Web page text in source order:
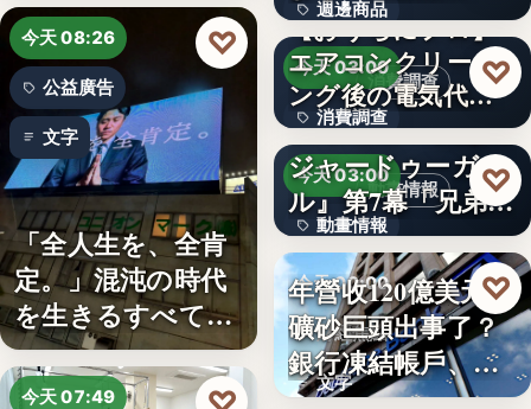
19,800円
今天 08:26
公益廣告
文字
「全人生を、全肯
定。」混沌の時代
を生きるすべての
人へ贈る…
♡
今天 07:49
週邊商品
880円
消費調查
今天 03:00
消費調查
40%
【おうちにプロ】
エアコンクリーニ
ング後の電気代削
減の実感…
♡
動畫情報
今天 03:00
動畫情報
文字
TVアニメ『天幕の
ジャードゥーガ
ル』第7幕「兄弟」
あらす…
♡
今天 00:00
財經焦點
文字
年營收120億美元鐵
礦砂巨頭出事了？
銀行凍結帳戶、礦
商急…
♡